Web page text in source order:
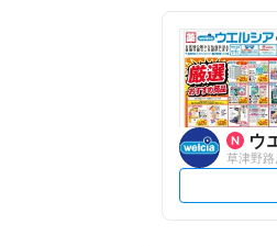
ウ
草津野路